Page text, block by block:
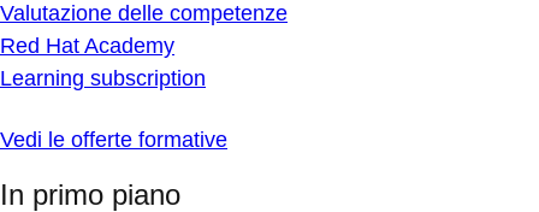
Valutazione delle competenze
Red Hat Academy
Learning subscription
Vedi le offerte formative
In primo piano